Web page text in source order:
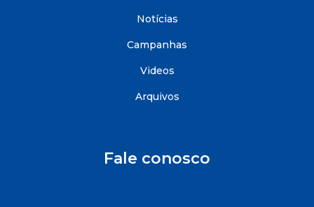
Notícias
Campanhas
Videos
Arquivos
Fale conosco